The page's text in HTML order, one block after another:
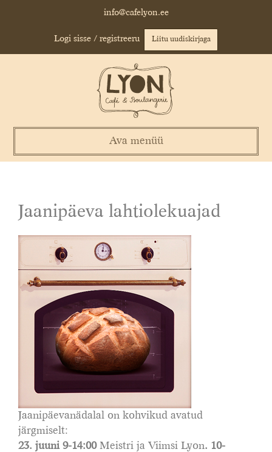
info@cafelyon.ee
Logi sisse / registreeru Liitu uudiskirjaga
Ava menüü
Jaanipäeva lahtiolekuajad
Jaanipäevanädalal on kohvikud avatud
järgmiselt:
23. juuni 9-14:00 Meistri ja Viimsi Lyon. 10-